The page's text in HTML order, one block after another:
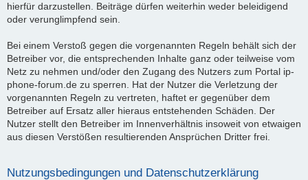
hierfür darzustellen. Beiträge dürfen weiterhin weder beleidigend
oder verunglimpfend sein.
Bei einem Verstoß gegen die vorgenannten Regeln behält sich der
Betreiber vor, die entsprechenden Inhalte ganz oder teilweise vom
Netz zu nehmen und/oder den Zugang des Nutzers zum Portal ip-
phone-forum.de zu sperren. Hat der Nutzer die Verletzung der
vorgenannten Regeln zu vertreten, haftet er gegenüber dem
Betreiber auf Ersatz aller hieraus entstehenden Schäden. Der
Nutzer stellt den Betreiber im Innenverhältnis insoweit von etwaigen
aus diesen Verstößen resultierenden Ansprüchen Dritter frei.
Nutzungsbedingungen und Datenschutzerklärung